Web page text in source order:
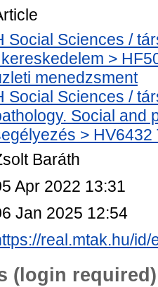
Social Sciences /
>
menedzsment
Social Sciences /
Social and
>
Baráth
Apr 2022 13:31
Jan 2025 12:54
real.mtak.hu/id/
(login required)